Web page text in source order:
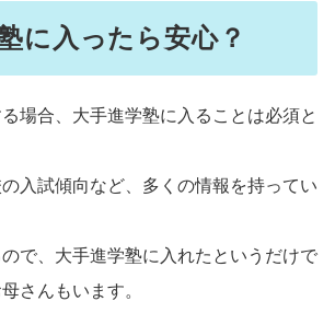
に入ったら安心？
場合、大手進学塾に入ることは必須と
入試傾向など、多くの情報を持ってい
で、大手進学塾に入れたというだけで
さんもいます。